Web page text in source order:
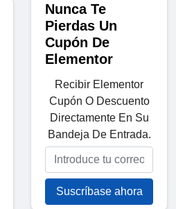
Nunca Te
Pierdas Un
Cupón De
Elementor
Recibir Elementor
Cupón O Descuento
Directamente En Su
Bandeja De Entrada.
Suscríbase ahora